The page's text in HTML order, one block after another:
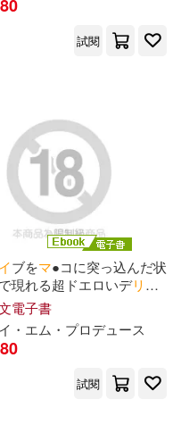
(2)
うめ(2)
ス(1)
リー(1)
版社(1)
(1)
(1)
試閱
ブをマ●コに突っ込んだ状
現れる超ドエロいデリ ヘ
Episode.01 (電子書)
電子書
イ ・エム・プロデュ ース
試閱